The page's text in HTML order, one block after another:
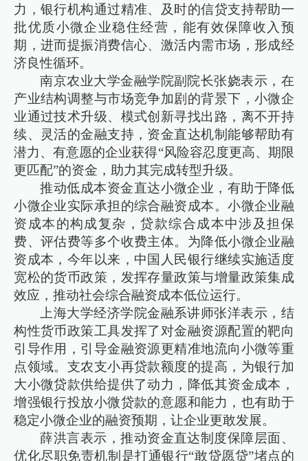
力，银行机构通过精准、及时的信贷支持帮助一
批优质小微企业稳住经营，能有效保障收入预
期，进而提振消费信心、激活内需市场，形成经
济良性循环。
南京农业大学金融学院副院长张娆表示，在
产业结构调整与市场竞争加剧的背景下，小微企
业通过技术升级、模式创新寻找出路，离不开持
续、灵活的金融支持，资金直达机制能够帮助有
潜力、有意愿的企业获得“风险容忍度更高、期限
更匹配”的资金，助力其完成转型升级。
推动低成本资金直达小微企业，有助于降低
小微企业实际承担的综合融资成本。小微企业融
资成本的构成复杂，贷款综合成本中涉及担保
费、评估费等多个收费主体。为降低小微企业融
资成本，今年以来，中国人民银行继续实施适度
宽松的货币政策，发挥存量政策与增量政策集成
效应，推动社会综合融资成本低位运行。
上海大学经济学院金融系讲师张洋表示，结
构性货币政策工具发挥了对金融资源配置的靶向
引导作用，引导金融资源更精准地流向小微等重
点领域。支农支小再贷款额度的提高，为银行加
大小微贷款供给提供了动力，降低其资金成本，
增强银行投放小微贷款的意愿和能力，也有助于
稳定小微企业的融资预期，让企业更敢发展。
薛洪言表示，推动资金直达制度保障层面、
优化尽职免责机制是打通银行“敢贷愿贷”堵点的